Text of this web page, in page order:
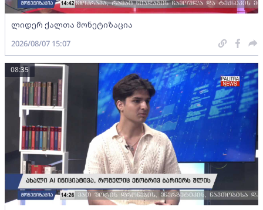
ლიდერ ქალთა მონეტიზაცია
2026/08/07 15:07
08:35